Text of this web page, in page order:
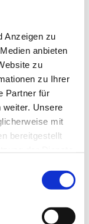
Anzeigen zu
anbieten
zu
zu Ihrer
Partner für
weiter. Unsere
mit
bereitgestellt
/